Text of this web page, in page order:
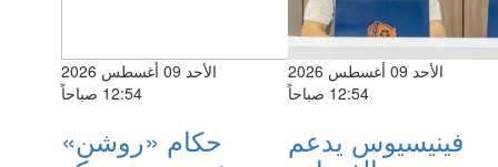
الأحد 09 أغسطس 2026
12:54 صباحاً
حكام «روشن»
الأحد 09 أغسطس 2026
12:54 صباحاً
فينيسيوس يدعم